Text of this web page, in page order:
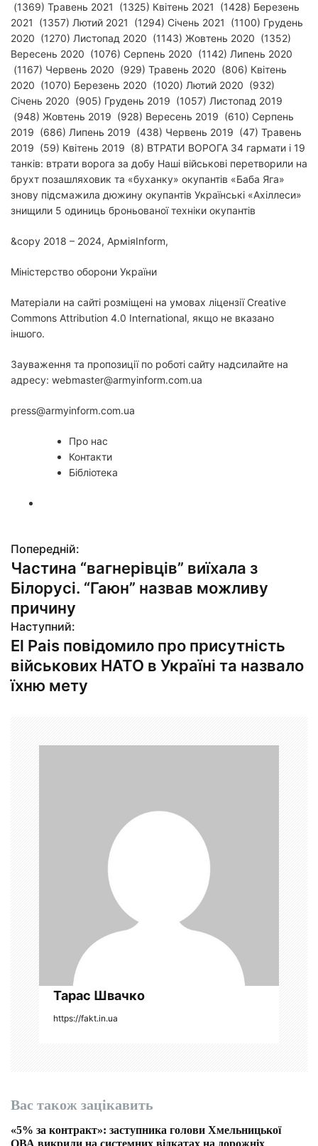
(1369) Травень 2021 (1325) Квітень 2021 (1428) Березень
2021 (1357) Лютий 2021 (1294) Січень 2021 (1100) Грудень
2020 (1270) Листопад 2020 (1143) Жовтень 2020 (1352)
Вересень 2020 (1076) Серпень 2020 (1142) Липень 2020
(1167) Червень 2020 (929) Травень 2020 (806) Квітень
2020 (1070) Березень 2020 (1020) Лютий 2020 (932)
Січень 2020 (905) Грудень 2019 (1057) Листопад 2019
(948) Жовтень 2019 (928) Вересень 2019 (610) Серпень
2019 (686) Липень 2019 (438) Червень 2019 (47) Травень
2019 (59) Квітень 2019 (8) ВТРАТИ ВОРОГА 34 гармати і 19
танків: втрати ворога за добу Наші військові перетворили на
брухт позашляховик та «буханку» окупантів «Баба Яга»
знову підсмажила дюжину окупантів Українські «Ахіллеси»
знищили 5 одиниць броньованої техніки окупантів
&copy 2018 – 2024, АрміяInform,
Міністерство оборони України
Матеріали на сайті розміщені на умовах ліцензії Creative
Commons Attribution 4.0 International, якщо не вказано
іншого.
Зауваження та пропозиції по роботі сайту надсилайте на
адресу: webmaster@armyinform.com.ua
press@armyinform.com.ua
Про нас
Контакти
Бібліотека
Н
а
в
і
г
а
Попередній:
Частина “вагнерівців” виїхала з
Білорусі. “Гаюн” назвав можливу
причину
Наступний:
El Pais повідомило про присутність
військових НАТО в Україні та назвало
їхню мету
Тарас Швачко
https://fakt.in.ua
Вас також зацікавить
«5% за контракт»: заступника голови Хмельницької
ОВА викрили на системних відкатах на дорожніх